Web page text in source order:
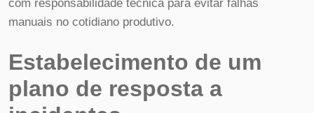
com responsabilidade técnica para evitar falhas
manuais no cotidiano produtivo.
Estabelecimento de um
plano de resposta a